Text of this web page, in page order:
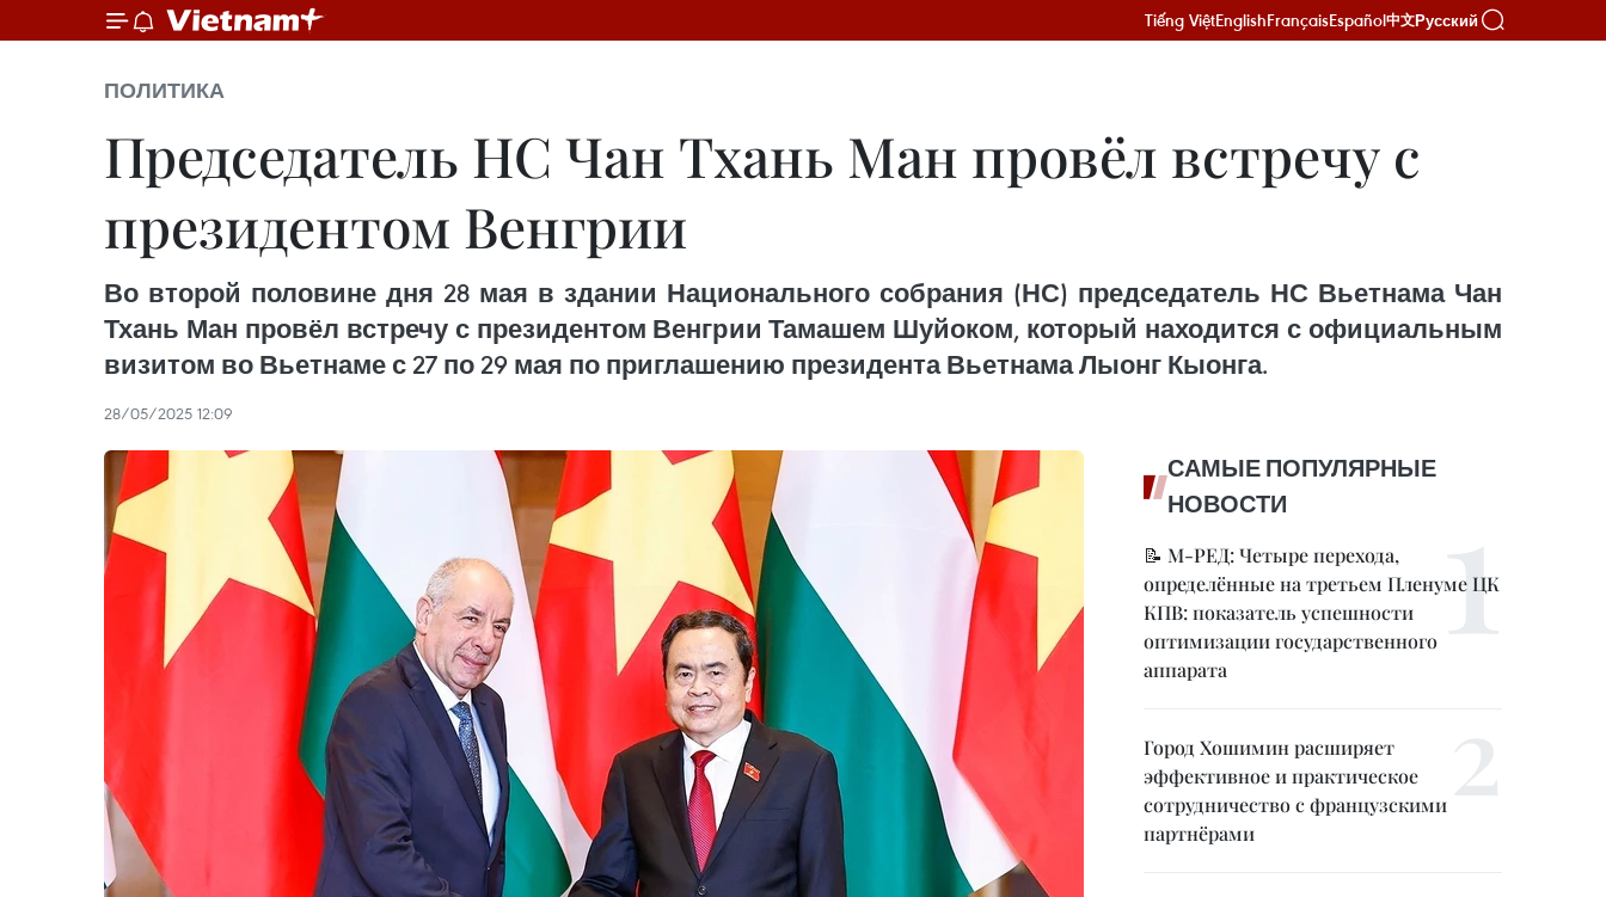
Tiếng ViệtEnglishFrançaisEspañol中文Русский
ПОЛИТИКА
Председатель НС Чан Тхань Ман провёл встречу с
президентом Венгрии
Во второй половине дня 28 мая в здании Национального собрания (НС) председатель НС Вьетнама Чан
Тхань Ман провёл встречу с президентом Венгрии Тамашем Шуйоком, который находится с официальным
визитом во Вьетнаме с 27 по 29 мая по приглашению президента Вьетнама Лыонг Кыонга.
28/05/2025 12:09
САМЫЕ ПОПУЛЯРНЫЕ
НОВОСТИ
📝 М-РЕД: Четыре перехода,
определённые на третьем Пленуме ЦК
КПВ: показатель успешности
оптимизации государственного
аппарата
Город Хошимин расширяет
эффективное и практическое
сотрудничество с французскими
партнёрами